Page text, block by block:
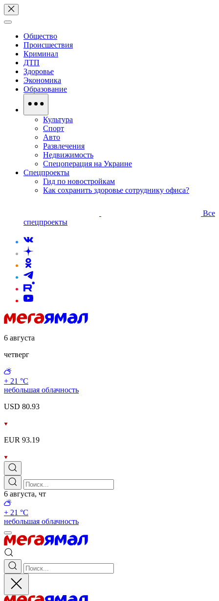
Общество
Происшествия
Криминал
ДТП
Здоровье
Экономика
Образование
Культура
Спорт
Авто
Развлечения
Недвижимость
Спецоперация на Украине
Спецпроекты
Гид по новостройкам
Как сохранить здоровье сотруднику офиса?
Все
спецпроекты
6 августа
четверг
+ 21 °С
небольшая облачность
USD 80.93
EUR 93.19
6 августа, чт
+ 21 °С
небольшая облачность